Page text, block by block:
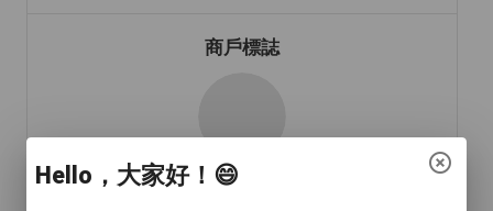
商戶標誌
Hello，大家好！😄